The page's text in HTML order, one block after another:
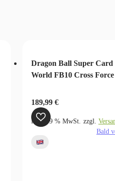
Dragon Ball Super Card
World FB10 Cross Force
189,99 €
inkl. 19 % MwSt. zzgl.
Bald